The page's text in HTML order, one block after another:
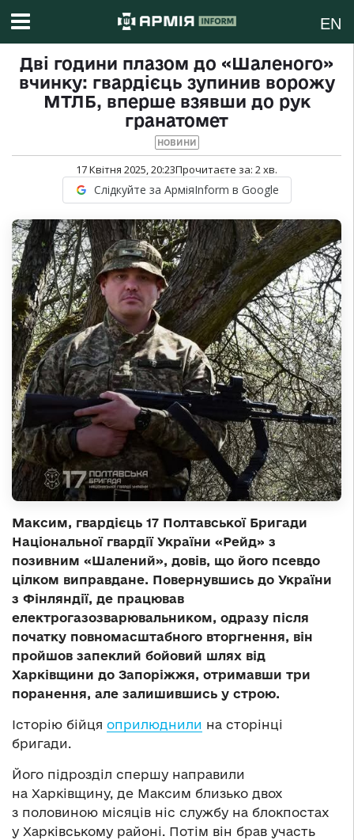
EN
Дві години плазом до «Шаленого»
вчинку: гвардієць зупинив ворожу
МТЛБ, вперше взявши до рук
гранатомет
НОВИНИ
17 Квітня 2025, 20:23Прочитаєте за: 2хв.
Слідкуйте за АрміяInform в Google
Максим, гвардієць 17 Полтавської Бригади
Національної гвардії України «Рейд» з
позивним «Шалений», довів, що його псевдо
цілком виправдане. Повернувшись до України
з Фінляндії, де працював
електрогазозварювальником, одразу після
початку повномасштабного вторгнення, він
пройшов запеклий бойовий шлях від
Харківщини до Запоріжжя, отримавши три
поранення, але залишившись у строю.
Історію бійця оприлюднили на сторінці
бригади.
Його підрозділ спершу направили
на Харківщину, де Максим близько двох
з половиною місяців ніс службу на блокпостах
у Харківському районі. Потім він брав участь